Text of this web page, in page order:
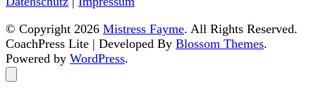
© Copyright 2026 Mistress Fayme. All Rights Reserved.
CoachPress Lite | Developed By Blossom Themes.
Powered by WordPress.